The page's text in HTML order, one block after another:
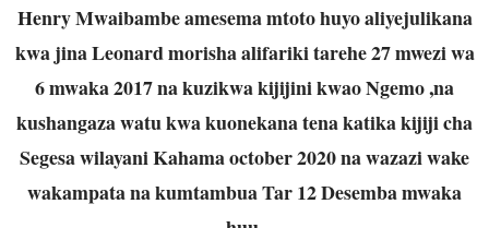
Henry Mwaibambe amesema mtoto huyo aliyejulikana
kwa jina Leonard morisha alifariki tarehe 27 mwezi wa
6 mwaka 2017 na kuzikwa kijijini kwao Ngemo ,na
kushangaza watu kwa kuonekana tena katika kijiji cha
Segesa wilayani Kahama october 2020 na wazazi wake
wakampata na kumtambua Tar 12 Desemba mwaka